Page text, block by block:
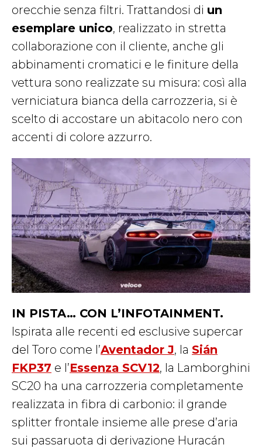
orecchie senza filtri. Trattandosi di un
esemplare unico, realizzato in stretta
collaborazione con il cliente, anche gli
abbinamenti cromatici e le finiture della
vettura sono realizzate su misura: così alla
verniciatura bianca della carrozzeria, si è
scelto di accostare un abitacolo nero con
accenti di colore azzurro.
IN PISTA… CON L’INFOTAINMENT.
Ispirata alle recenti ed esclusive supercar
del Toro come l’Aventador J, la Sián
FKP37 e l’Essenza SCV12, la Lamborghini
SC20 ha una carrozzeria completamente
realizzata in fibra di carbonio: il grande
splitter frontale insieme alle prese d’aria
sui passaruota di derivazione Huracán